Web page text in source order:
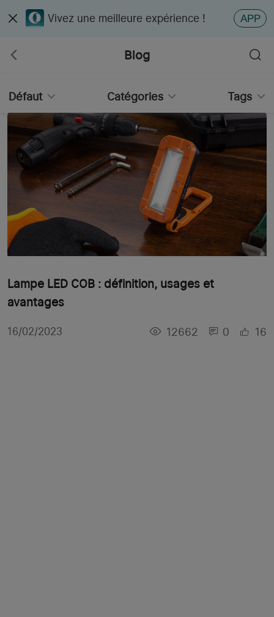
Vivez une meilleure expérience ! APP
Blog
Défaut Catégories Tags
Lampe LED COB : définition, usages et
avantages
16/02/2023 12662 0 16